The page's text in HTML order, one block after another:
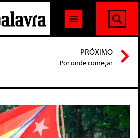
PRÓXIMO
Por onde começar